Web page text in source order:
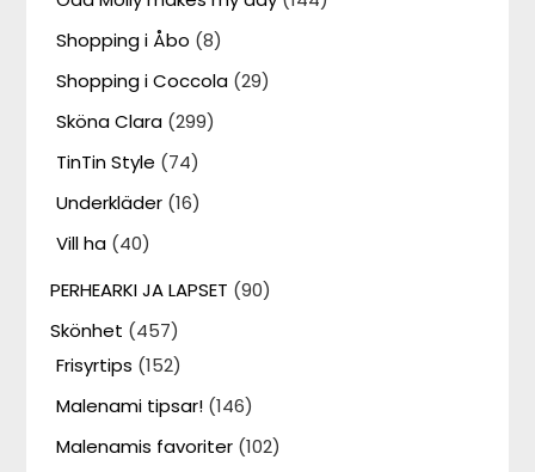
Shopping i Åbo (8)
Shopping i Coccola (29)
Sköna Clara (299)
TinTin Style (74)
Underkläder (16)
Vill ha (40)
PERHEARKI JA LAPSET (90)
Skönhet (457)
Frisyrtips (152)
Malenami tipsar! (146)
Malenamis favoriter (102)